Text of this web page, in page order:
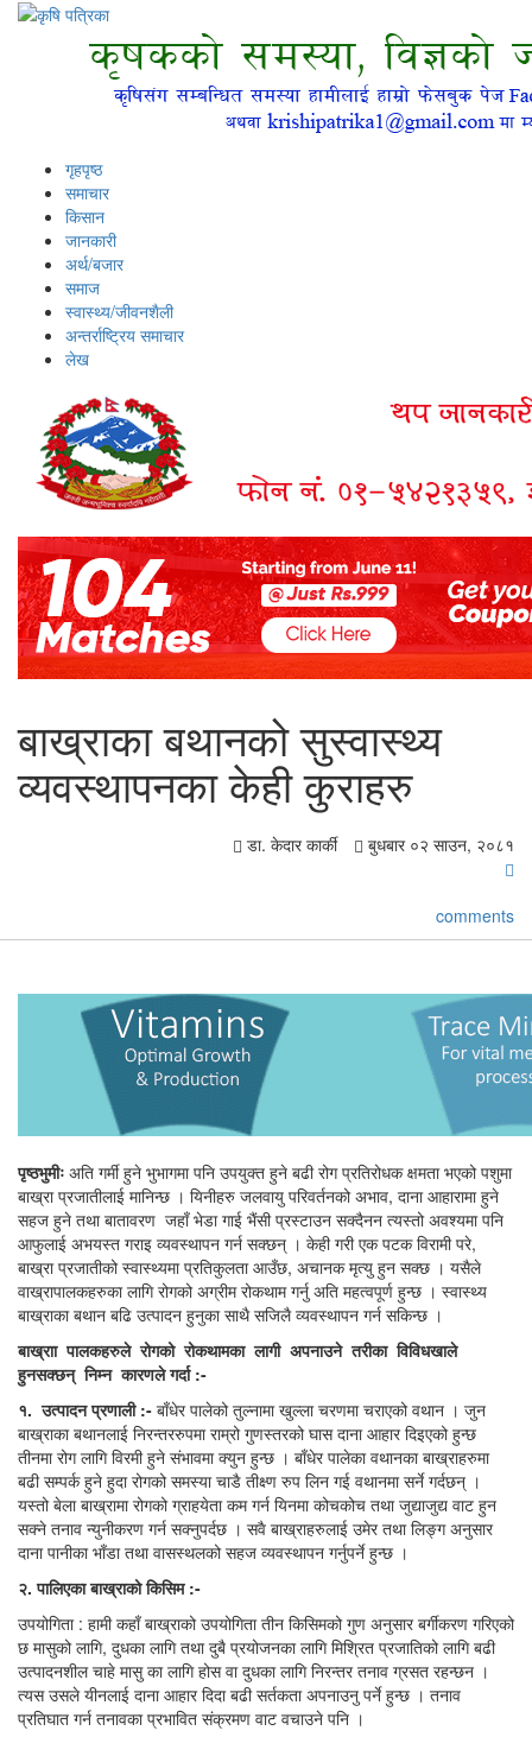
गृहपृष्ठ
समाचार
किसान
जानकारी
अर्थ/बजार
समाज
स्वास्थ्य/जीवनशैली
अन्तर्राष्ट्रिय समाचार
लेख
बाख्राका बथानको सुस्वास्थ्य
व्यवस्थापनका केही कुराहरु
डा. केदार कार्की बुधबार ०२ साउन, २०८१
comments
पृष्ठभुमीः अति गर्मी हुने भुभागमा पनि उपयुक्त हुने बढी रोग प्रतिरोधक क्षमता भएको पशुमा
बाख्रा प्रजातीलाई मानिन्छ । यिनीहरु जलवायु परिवर्तनको अभाव, दाना आहारामा हुने
सहज हुने तथा बातावरण जहाँ भेडा गाई भैंसी प्रस्टाउन सक्दैनन त्यस्तो अवश्यमा पनि
आफुलाई अभयस्त गराइ व्यवस्थापन गर्न सक्छन् । केही गरी एक पटक विरामी परे,
बाख्रा प्रजातीको स्वास्थ्यमा प्रतिकुलता आउँछ, अचानक मृत्यु हुन सक्छ । यसैले
वाख्रापालकहरुका लागि रोगको अग्रीम रोकथाम गर्नु अति महत्वपूर्ण हुन्छ । स्वास्थ्य
बाख्राका बथान बढि उत्पादन हुनुका साथै सजिलै व्यवस्थापन गर्न सकिन्छ ।
बाख्राापालकहरुलेरोगकोरोकथामकालागी अपनाउनेतरीकाविविधखाले
हुनसक्छन्निम्नकारणलेगर्दा :-
१.उत्पादनप्रणाली :- बाँधेर पालेको तुल्नामा खुल्ला चरणमा चराएको वथान । जुन
बाख्राका बथानलाई निरन्तररुपमा राम्रो गुणस्तरको घास दाना आहार दिइएको हुन्छ
तीनमा रोग लागि विरमी हुने संभावमा क्युन हुन्छ । बाँधेर पालेका वथानका बाख्राहरुमा
बढी सम्पर्क हुने हुदा रोगको समस्या चाडै तीक्ष्ण रुप लिन गई वथानमा सर्ने गर्दछन् ।
यस्तो बेला बाख्रामा रोगको ग्राहयेता कम गर्न यिनमा कोचकोच तथा जुद्याजुद्य वाट हुन
सक्ने तनाव न्युनीकरण गर्न सक्नुपर्दछ । सवै बाख्राहरुलाई उमेर तथा लिङ्ग अनुसार
दाना पानीका भाँडा तथा वासस्थलको सहज व्यवस्थापन गर्नुपर्ने हुन्छ ।
२.पालिएकाबाख्राकोकिसिम :-
उपयोगिता : हामी कहाँ बाख्राको उपयोगिता तीन किसिमको गुण अनुसार बर्गीकरण गरिएको
छ मासुको लागि, दुधका लागि तथा दुबै प्रयोजनका लागि मिश्रित प्रजातिको लागि बढी
उत्पादनशील चाहे मासु का लागि होस वा दुधका लागि निरन्तर तनाव ग्रसत रहन्छन ।
त्यस उसले यीनलाई दाना आहार दिदा बढी सर्तकता अपनाउनु पर्ने हुन्छ । तनाव
प्रतिघात गर्न तनावका प्रभावित संक्रमण वाट वचाउने पनि ।